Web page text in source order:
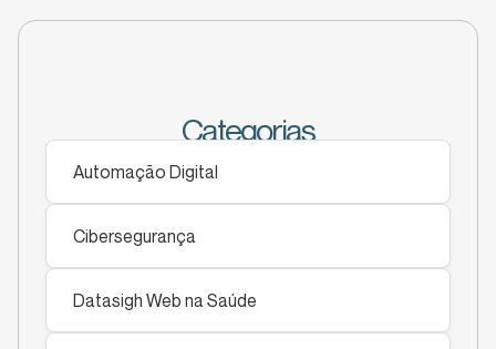
Categorias
Automação Digital
Cibersegurança
Datasigh Web na Saúde